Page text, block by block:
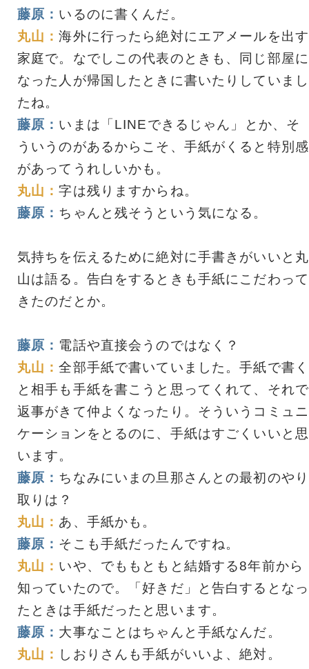
藤原： いるのに書くんだ。
丸山：海外に行ったら絶対にエアメールを出す
家庭で。なでしこの代表のときも、同じ部屋に
なった人が帰国したときに書いたりしていまし
たね。
藤原： いまは「LINEできるじゃん」とか、そ
ういうのがあるからこそ、手紙がくると特別感
があってうれしいかも。
丸山：字は残りますからね。
藤原： ちゃんと残そうという気になる。
気持ちを伝えるために絶対に手書きがいいと丸
山は語る。告白をするときも手紙にこだわって
きたのだとか。
藤原： 電話や直接会うのではなく？
丸山：全部手紙で書いていました。手紙で書く
と相手も手紙を書こうと思ってくれて、それで
返事がきて仲よくなったり。そういうコミュニ
ケーションをとるのに、手紙はすごくいいと思
います。
藤原： ちなみにいまの旦那さんとの最初のやり
取りは？
丸山： あ、手紙かも。
藤原： そこも手紙だったんですね。
丸山： いや、でももともと結婚する8年前から
知っていたので。「好きだ」と告白するとなっ
たときは手紙だったと思います。
藤原： 大事なことはちゃんと手紙なんだ。
丸山： しおりさんも手紙がいいよ、絶対。